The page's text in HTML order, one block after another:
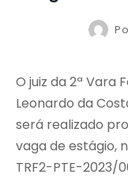
O juiz da 2ª Vara
Leonardo da
será realizado
vaga de estágio,
TRF2-PTE-2023/